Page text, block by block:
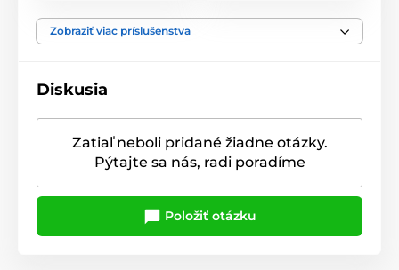
Zobraziť viac príslušenstva
Diskusia
Zatiaľ neboli pridané žiadne otázky.
Pýtajte sa nás, radi poradíme
Položiť otázku